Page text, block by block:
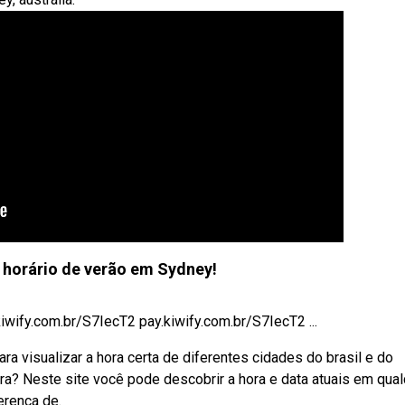
de verão em Sydney!
S7IecT2 pay.kiwify.com.br/S7IecT2 ...
visualizar a hora certa de diferentes cidades do brasil e do
Neste site você pode descobrir a hora e data atuais em
de.